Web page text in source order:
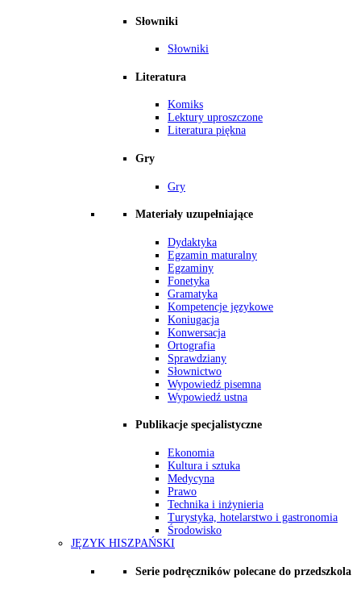
Słowniki
Słowniki
Literatura
Komiks
Lektury uproszczone
Literatura piękna
Gry
Gry
Materiały uzupełniające
Dydaktyka
Egzamin maturalny
Egzaminy
Fonetyka
Gramatyka
Kompetencje językowe
Koniugacja
Konwersacja
Ortografia
Sprawdziany
Słownictwo
Wypowiedź pisemna
Wypowiedź ustna
Publikacje specjalistyczne
Ekonomia
Kultura i sztuka
Medycyna
Prawo
Technika i inżynieria
Turystyka, hotelarstwo i gastronomia
Środowisko
JĘZYK HISZPAŃSKI
Serie podręczników polecane do przedszkola